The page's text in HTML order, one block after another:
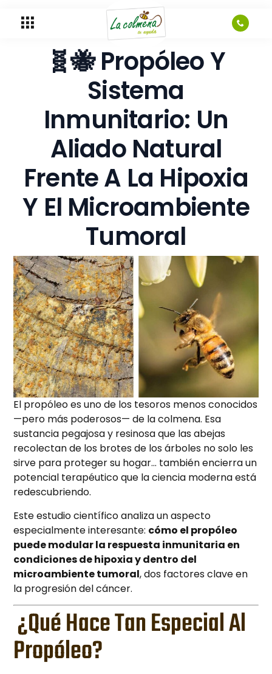
🧬🐝 Propóleo Y
Sistema
Inmunitario: Un
Aliado Natural
Frente A La Hipoxia
Y El Microambiente
Tumoral
El propóleo es uno de los tesoros menos conocidos
—pero más poderosos— de la colmena. Esa
sustancia pegajosa y resinosa que las abejas
recolectan de los brotes de los árboles no solo les
sirve para proteger su hogar… también encierra un
potencial terapéutico que la ciencia moderna está
redescubriendo.
Este estudio científico analiza un aspecto
especialmente interesante: cómo el propóleo
puede modular la respuesta inmunitaria en
condiciones de hipoxia y dentro del
microambiente tumoral, dos factores clave en
la progresión del cáncer.
¿Qué Hace Tan Especial Al
Propóleo?